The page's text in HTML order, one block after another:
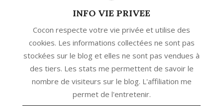
INFO VIE PRIVEE
Cocon respecte votre vie privée et utilise des
cookies. Les informations collectées ne sont pas
stockées sur le blog et elles ne sont pas vendues à
des tiers. Les stats me permettent de savoir le
nombre de visiteurs sur le blog. L'affiliation me
permet de l'entretenir.